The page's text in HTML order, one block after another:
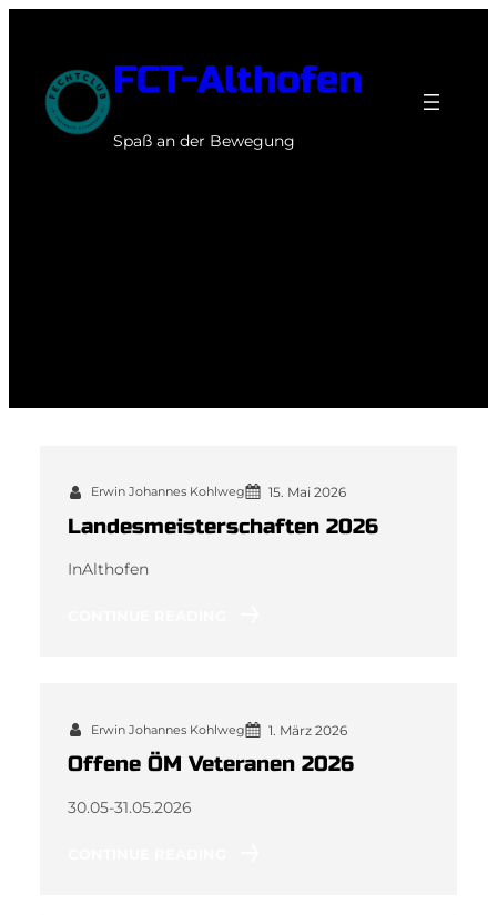
springen
FCT-Althofen
Spaß an der Bewegung
Erwin Johannes Kohlweg 15. Mai 2026
Landesmeisterschaften 2026
InAlthofen
Erwin Johannes Kohlweg 1. März 2026
Offene ÖM Veteranen 2026
30.05-31.05.2026